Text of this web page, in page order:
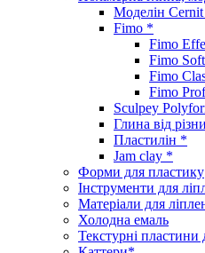
Моделін
Fimo *
Fimo
Fimo
Fimo
Fimo
Sculpey
Глина від
Пластилін *
Jam clay *
Форми для пластику
Інструменти для
Матеріали для
Холодна емаль
Текстурні пластини